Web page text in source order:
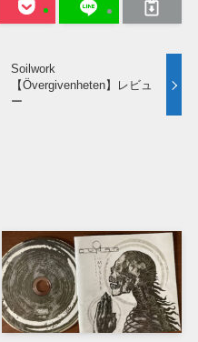
Soilwork
【Övergivenheten】レビュ
ー